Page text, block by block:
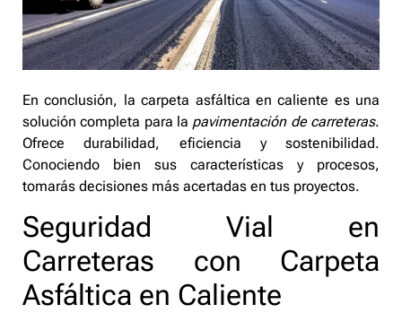
En conclusión, la carpeta asfáltica en caliente es una
solución completa para la pavimentación de carreteras.
Ofrece durabilidad, eficiencia y sostenibilidad.
Conociendo bien sus características y procesos,
tomarás decisiones más acertadas en tus proyectos.
Seguridad Vial en
Carreteras con Carpeta
Asfáltica en Caliente